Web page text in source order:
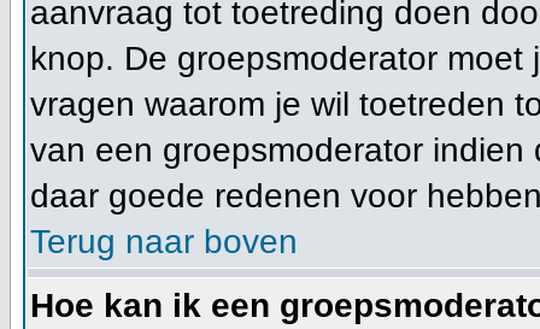
aanvraag tot toetreding doen
knop. De groepsmoderator
vragen waarom je wil toetreden
van een groepsmoderator
daar goede redenen voor
Terug naar boven
Hoe kan ik een